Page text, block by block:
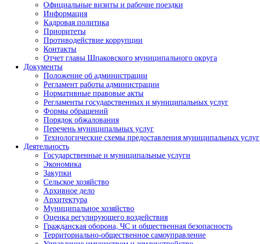
Официальные визиты и рабочие поездки
Информация
Кадровая политика
Приоритеты
Противодействие коррупции
Контакты
Отчет главы Шпаковского муниципального округа
Документы
Положение об администрации
Регламент работы администрации
Нормативные правовые акты
Регламенты государственных и муниципальных услуг
Формы обращений
Порядок обжалования
Перечень муниципальных услуг
Технологические схемы предоставления муниципальных услуг
Деятельность
Государственные и муниципальные услуги
Экономика
Закупки
Сельское хозяйство
Архивное дело
Архитектура
Муниципальное хозяйство
Оценка регулирующего воздействия
Гражданская оборона, ЧС и общественная безопасность
Территориально-общественное самоуправление